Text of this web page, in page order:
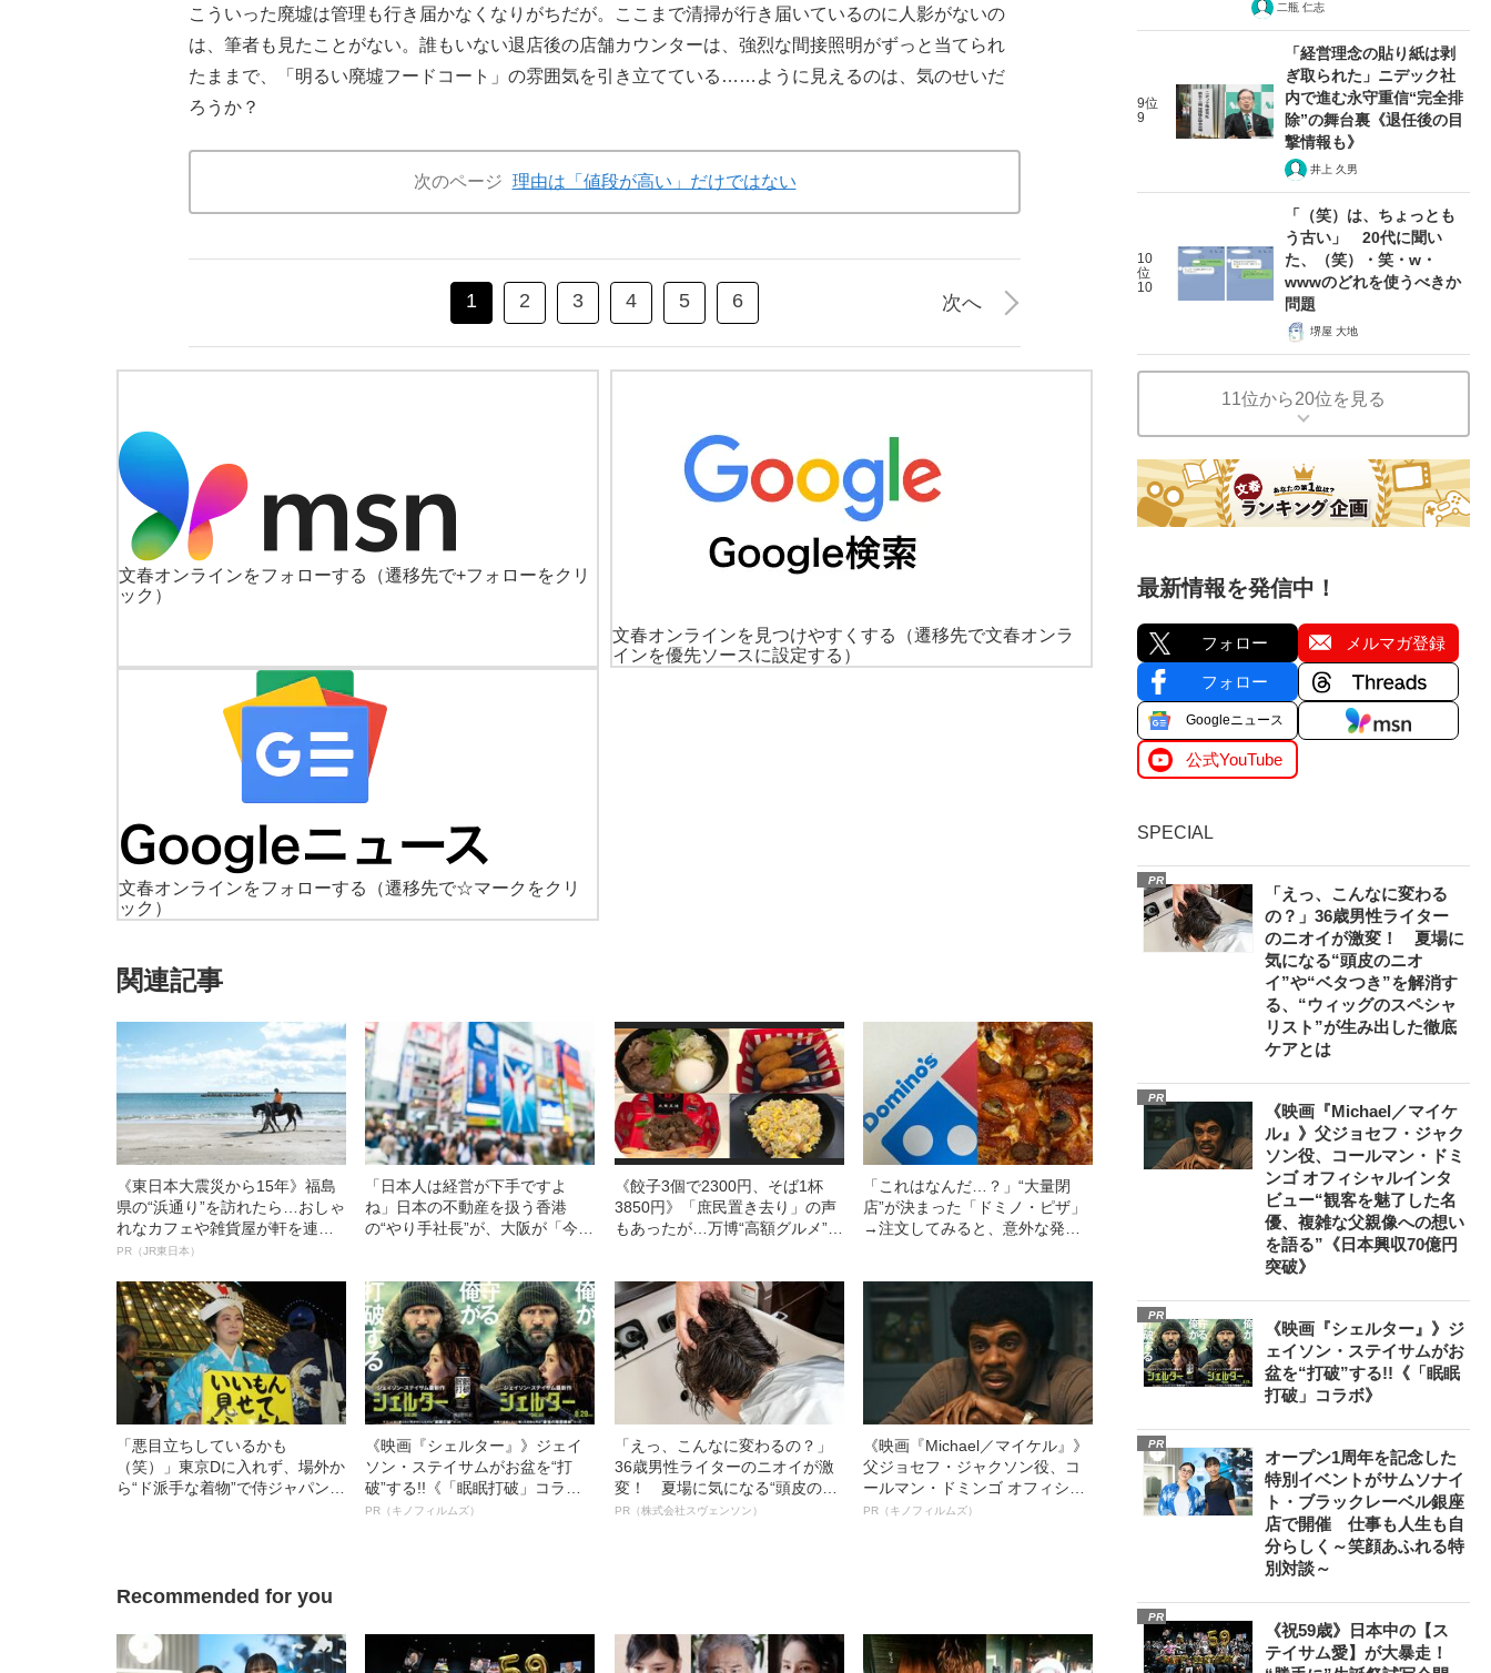
こういった廃墟は管理も行き届かなくなりがちだが。ここまで清掃が行き届いているのに人影がないの
は、筆者も見たことがない。誰もいない退店後の店舗カウンターは、強烈な間接照明がずっと当てられ
たままで、「明るい廃墟フードコート」の雰囲気を引き立てている……ように見えるのは、気のせいだ
ろうか？
次のページ 理由は「値段が高い」だけではない
1 2 3 4 5 6 次へ
文春オンラインをフォローする
（遷移先で+フォローをクリ
ック）
文春オンラインを見つけやすくする
（遷移先で文春オンラ
インを優先ソースに設定する）
文春オンラインをフォローする
（遷移先で☆マークをクリ
ック）
関連記事
《東日本大震災から15年》福島
県の“浜通り”を訪れたら…おしゃ
れなカフェや雑貨屋が軒を連ね
賑わいをとりもどしつつあっ
PR（JR東日本）
「日本人は経営が下手ですよ
ね」日本の不動産を扱う香港
の“やり手社長”が、大阪が「今一
《餃子3個で2300円、そば1杯
3850円》「庶民置き去り」の声
もあったが…万博“高額グルメ”に
客層と実力”
「これはなんだ…？」“大量閉
店”が決まった「ドミノ・ピザ」
→注文してみると、意外な発見
「悪目立ちしているかも
（笑）」東京Dに入れず、場外か
ら“ド派手な着物”で侍ジャパンを
《映画『シェルター』》ジェイ
ソン・ステイサムがお盆を“打
破”する!!《「眠眠打破」コラ
ボ》
PR（キノフィルムズ）
「えっ、こんなに変わるの？」
36歳男性ライターのニオイが激
変！ 夏場に気になる“頭皮のニ
オイ”や“ベタつき”を解消す
PR（株式会社スヴェンソン）
《映画『Michael／マイケル』》
父ジョセフ・ジャクソン役、コ
ールマン・ドミンゴ オフィシャ
ルインタビュー“観客を魅了した
PR（キノフィルムズ）
Recommended for you
二瓶 仁志
9位
9
「経営理念の貼り紙は剥
ぎ取られた」ニデック社
内で進む永守重信“完全排
除”の舞台裏《退任後の目
撃情報も》
井上 久男
10
位
10
「（笑）は、ちょっとも
う古い」 20代に聞い
た、（笑）・笑・w・
wwwのどれを使うべきか
問題
堺屋 大地
11位から20位を見る
最新情報を発信中！
フォロー メルマガ登録
フォロー
Googleニュース
公式YouTube
SPECIAL
PR
「えっ、こんなに変わる
の？」36歳男性ライター
のニオイが激変！ 夏場に
気になる“頭皮のニオ
イ”や“ベタつき”を解消す
る、“ウィッグのスペシャ
リスト”が生み出した徹底
ケアとは
PR
《映画『Michael／マイケ
ル』》父ジョセフ・ジャク
ソン役、コールマン・ドミ
ンゴ オフィシャルインタ
ビュー“観客を魅了した名
優、複雑な父親像への想い
を語る”《日本興収70億円
突破》
PR
《映画『シェルター』》ジ
ェイソン・ステイサムがお
盆を“打破”する!!《「眠眠
打破」コラボ》
PR
オープン1周年を記念した
特別イベントがサムソナイ
ト・ブラックレーベル銀座
店で開催 仕事も人生も自
分らしく～笑顔あふれる特
別対談～
PR
《祝59歳》日本中の【ス
テイサム愛】が大暴走！